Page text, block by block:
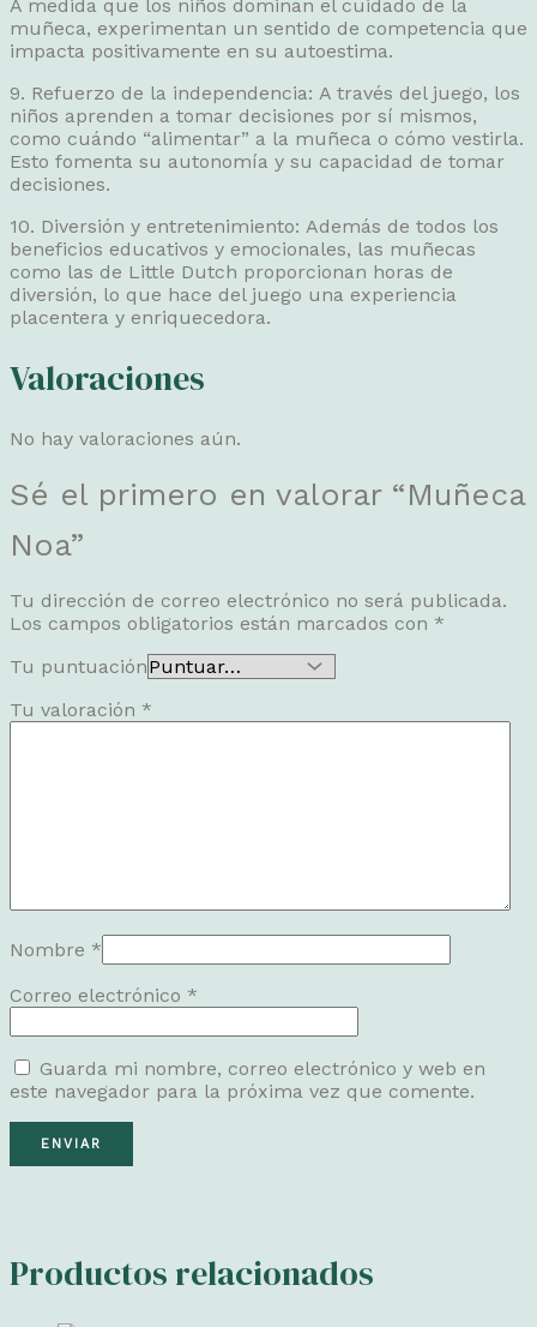
A medida que los niños dominan el cuidado de la
muñeca, experimentan un sentido de competencia que
impacta positivamente en su autoestima.
9. Refuerzo de la independencia: A través del juego, los
niños aprenden a tomar decisiones por sí mismos,
como cuándo “alimentar” a la muñeca o cómo vestirla.
Esto fomenta su autonomía y su capacidad de tomar
decisiones.
10. Diversión y entretenimiento: Además de todos los
beneficios educativos y emocionales, las muñecas
como las de Little Dutch proporcionan horas de
diversión, lo que hace del juego una experiencia
placentera y enriquecedora.
Valoraciones
No hay valoraciones aún.
Sé el primero en valorar “Muñeca
Noa”
Tu dirección de correo electrónico no será publicada.
Los campos obligatorios están marcados con *
Tu puntuación
Tu valoración *
Nombre *
Correo electrónico *
Guarda mi nombre, correo electrónico y web en
este navegador para la próxima vez que comente.
Productos relacionados